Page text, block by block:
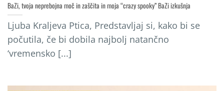
BaZi, tvoja neprebojna moč in zaščita in moja “crazy spooky” BaZi izkušnja
Ljuba Kraljeva Ptica, Predstavljaj si, kako bi se
počutila, če bi dobila najbolj natančno
‘vremensko [...]